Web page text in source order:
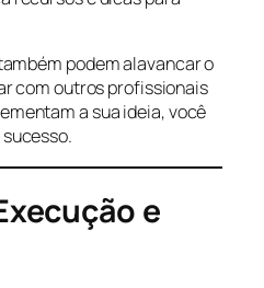
podem alavancar o
com outros profissionais
a sua ideia, você
e